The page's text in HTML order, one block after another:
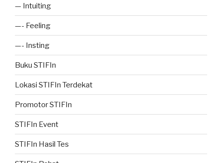
— Intuiting
—- Feeling
—- Insting
Buku STIFIn
Lokasi STIFIn Terdekat
Promotor STIFIn
STIFIn Event
STIFIn Hasil Tes